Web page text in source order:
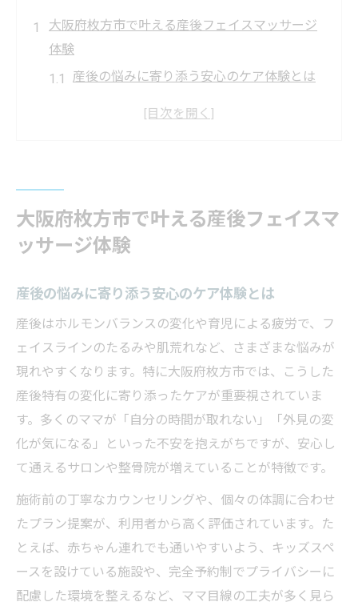
大阪府枚方市で叶える産後フェイスマッサージ
体験
産後の悩みに寄り添う安心のケア体験とは
枚方市で選ばれる産後フェイスマッサージ
法
産後ママに人気のフェイスケアサロン選び
方
産後のお悩みに応える枚方市のフェイスケア術
枚方市で受けられる産後ママ向けフェイス
術解説
小顔効果が期待できる産後専用フェイスマ
ッサージ
整骨院で実践する産後の美肌サポート方法
くずは整体と産後ケアの相乗効果に注目
小顔を目指すなら産後ママに最適な方法がここ
に
産後ママの小顔づくりに欠かせないケア法
大阪府枚方市で叶える産後フェイスマ
ッサージ体験
産後の悩みに寄り添う安心のケア体験とは
産後はホルモンバランスの変化や育児による疲労で、フ
ェイスラインのたるみや肌荒れなど、さまざまな悩みが
現れやすくなります。特に大阪府枚方市では、こうした
産後特有の変化に寄り添ったケアが重要視されていま
す。多くのママが「自分の時間が取れない」「外見の変
化が気になる」といった不安を抱えがちですが、安心し
て通えるサロンや整骨院が増えていることが特徴です。
施術前の丁寧なカウンセリングや、個々の体調に合わせ
たプラン提案が、利用者から高く評価されています。た
とえば、赤ちゃん連れでも通いやすいよう、キッズスペ
ースを設けている施設や、完全予約制でプライバシーに
配慮した環境を整えるなど、ママ目線の工夫が多く見ら